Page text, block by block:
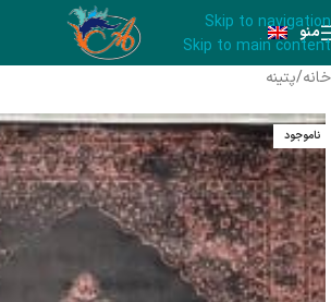
Skip to navigation
Skip to main content
منو
خانه/پتینه
ناموجود